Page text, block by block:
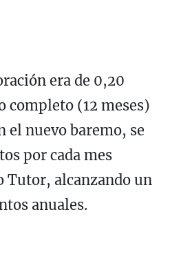
era de 0,20
completo (12 meses)
el nuevo baremo, se
por cada mes
Tutor, alcanzando un
anuales.